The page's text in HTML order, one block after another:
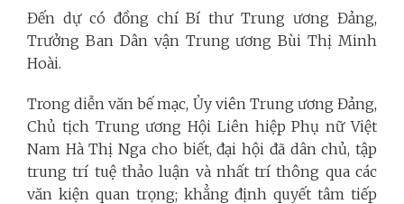
Đến dự có đồng chí Bí thư Trung ương Đảng,
Trưởng Ban Dân vận Trung ương Bùi Thị Minh
Hoài.
Trong diễn văn bế mạc, Ủy viên Trung ương Đảng,
Chủ tịch Trung ương Hội Liên hiệp Phụ nữ Việt
Nam Hà Thị Nga cho biết, đại hội đã dân chủ, tập
trung trí tuệ thảo luận và nhất trí thông qua các
văn kiện quan trọng; khẳng định quyết tâm tiếp